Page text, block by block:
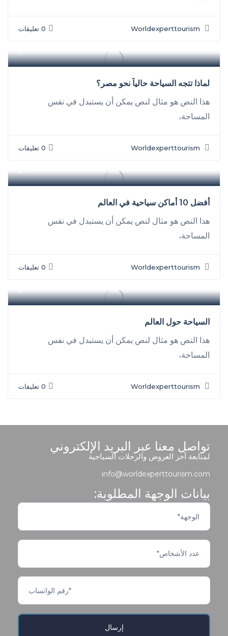
Worldexperttourism 0 تعليقات
لماذا تتجه السياحة حالياً نحو مصر؟
هذا النص هو مثال لنص يمكن أن يستبدل في نفس
المساحة،
Worldexperttourism 0 تعليقات
أفضل 10 أماكن سياحية في العالم
هذا النص هو مثال لنص يمكن أن يستبدل في نفس
المساحة،
Worldexperttourism 0 تعليقات
السياحة حول العالم
هذا النص هو مثال لنص يمكن أن يستبدل في نفس
المساحة،
Worldexperttourism 0 تعليقات
تواصل معنا عبر البريد الإلكتروني
لمتابعة آخر العروض والرحلات السياحية
info@worldexperttourism.com
بيانات الوجهة المطلوبة: